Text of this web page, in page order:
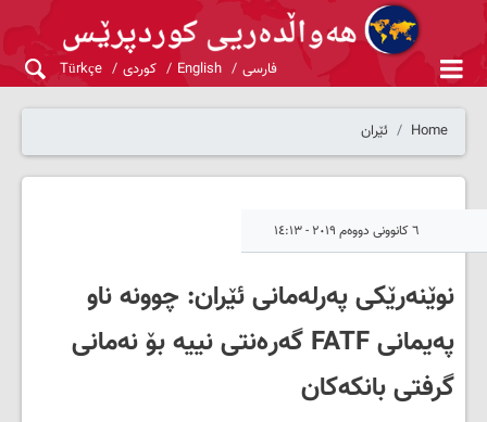
فارسی English کوردی Türkçe
Home ئێران
٦ کانوونی دووەم ٢٠١٩ - ١٤:١٣
نوێنەرێکی پەرلەمانی ئێران: چوونە ناو
پەیمانی FATF گەرەنتی نییە بۆ نەمانی
گرفتی بانکەکان